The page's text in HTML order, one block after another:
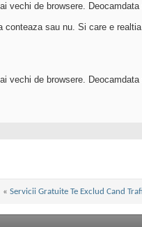
vechi de browsere.
sau nu. Si care e
vechi de browsere.
« Servicii Gratuite Te Exclud Cand